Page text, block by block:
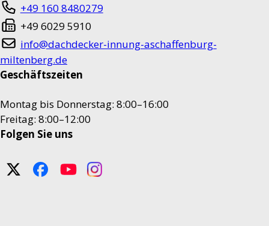
+49 160 8480279
+49 6029 5910
info@dachdecker-innung-aschaffenburg-
miltenberg.de
Geschäftszeiten
Montag bis Donnerstag: 8:00–16:00
Freitag: 8:00–12:00
Folgen Sie uns